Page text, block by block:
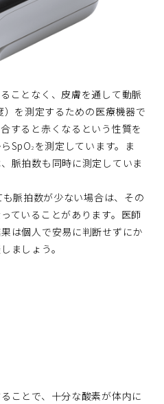
ことなく、皮膚を通して動脈
）を測定するための医療機器で
すると赤くなるという性質を
SpO 2 を測定しています。ま
脈拍数も同時に測定していま
脈拍数が少ない場合は、その
ていることがあります。医師
は個人で安易に判断せずにか
ましょう。
ことで、十分な酸素が体内に